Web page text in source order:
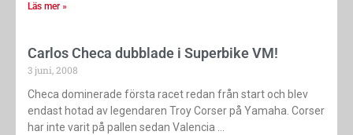
Läs mer »
Carlos Checa dubblade i Superbike VM!
3 juni, 2008
Checa dominerade första racet redan från start och blev
endast hotad av legendaren Troy Corser på Yamaha. Corser
har inte varit på pallen sedan Valencia